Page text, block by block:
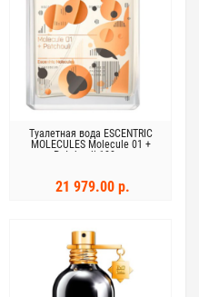
Туалетная вода ESCENTRIC
MOLECULES Molecule 01 +
Patchouli 100мл
21 979.00 р.